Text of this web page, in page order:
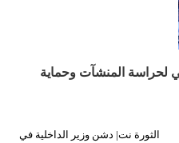
لحراسة المنشآت وحماية
الثورة نت| دشن وزير الداخلية في